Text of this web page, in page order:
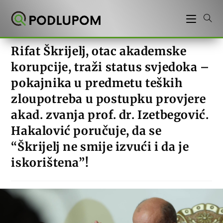
Rifat Škrijelj, otac akademske
korupcije, traži status svjedoka –
pokajnika u predmetu teških
zloupotreba u postupku provjere
akad. zvanja prof. dr. Izetbegović.
Hakalović poručuje, da se
“Škrijelj ne smije izvući i da je
iskorištena”!